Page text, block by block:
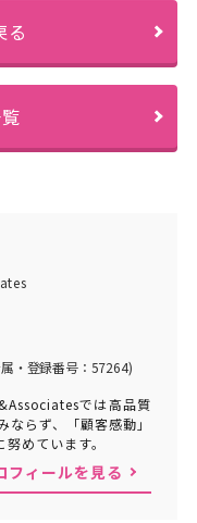
る
・登録番号：57264)
では高品質
らず、「顧客感動」
めています。
フィールを見る